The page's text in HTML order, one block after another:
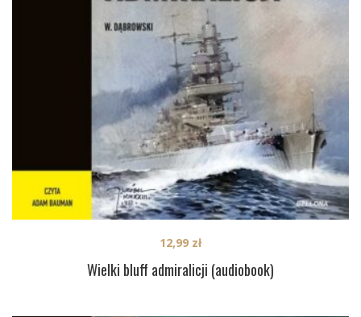
Wielki bluff admiralicji (audiobook)
12,99 zł